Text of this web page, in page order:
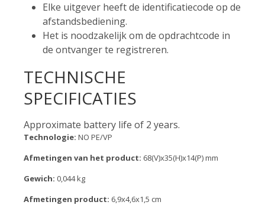
Elke uitgever heeft de identificatiecode op de
afstandsbediening.
Het is noodzakelijk om de opdrachtcode in
de ontvanger te registreren.
TECHNISCHE
SPECIFICATIES
Approximate battery life of 2 years.
Technologie: NO PE/VP
Afmetingen van het product: 68(V)x35(H)x14(P) mm
Gewich: 0,044 kg
Afmetingen product: 6,9x4,6x1,5 cm